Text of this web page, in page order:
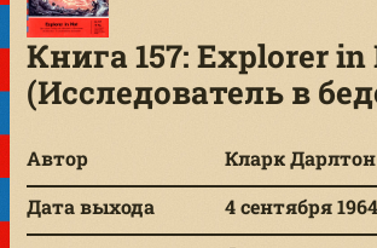
Книга 157: Explorer in
(Исследователь в
Автор
Кларк Дарлтон
Дата выхода
4 сентября 1964